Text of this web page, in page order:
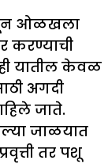
ओळखला
करण्याची
यातील केवळ
अगदी
जाते.
जाळयात
तर पशू